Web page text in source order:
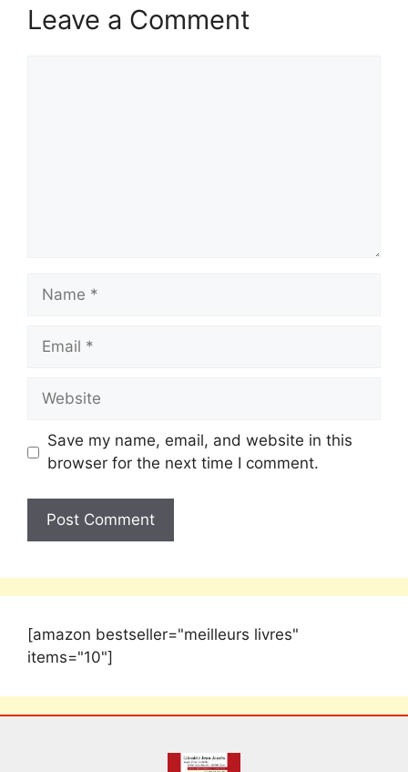
Leave a Comment
Save my name, email, and website in this
browser for the next time I comment.
[amazon bestseller="meilleurs livres"
items="10"]